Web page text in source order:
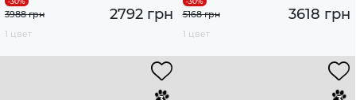
2792 грн
3988 грн
1 цвет
3618 грн
5168 грн
1 цвет